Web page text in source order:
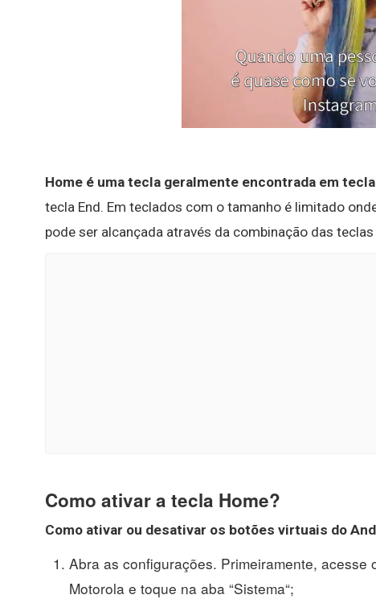
Home é uma tecla geralmente encontrada em
tecla End. Em teclados com o tamanho é limitado
pode ser alcançada através da combinação das teclas
Como ativar a tecla Home?
Como ativar ou desativar os botões virtuais do
Abra as configurações. Primeiramente,
Motorola e toque na aba “Sistema“;